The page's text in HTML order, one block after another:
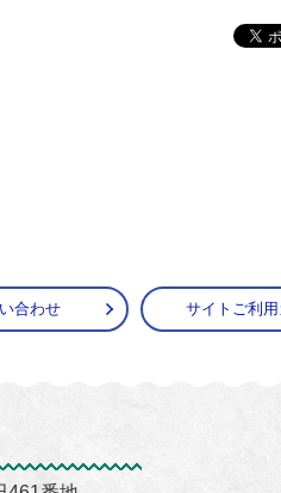
合わせ サイトご利